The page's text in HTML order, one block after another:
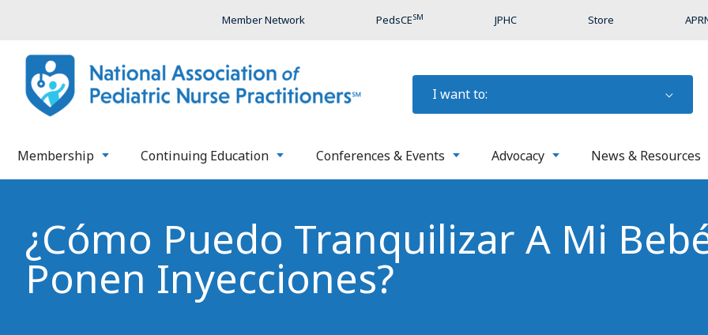
Member Network PedsCESM JPHC Store
I want to:
Membership Continuing Education Conferences & Events Advocacy News & Resources
¿Cómo Puedo Tranquilizar A Mi
Ponen Inyecciones?